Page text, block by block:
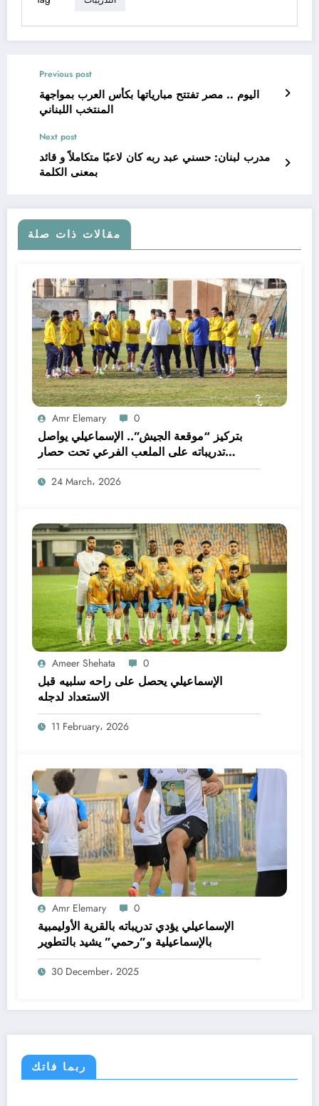
Previous post
اليوم .. مصر تفتتح مبارياتها بكأس العرب بمواجهة
المنتخب اللبناني
Next post
مدرب لبنان: حسني عبد ربه كان لاعبًا متكاملاً و قائد
بمعنى الكلمة
مقالات ذات صلة
Amr Elemary 0
بتركيز “موقعة الجيش”.. الإسماعيلي يواصل
تدريباته على الملعب الفرعي تحت حصار
الصيانة
24 March، 2026
Ameer Shehata 0
الإسماعيلي يحصل على راحه سلبيه قبل
الاستعداد لدجله
11 February، 2026
Amr Elemary 0
الإسماعيلي يؤدي تدريباته بالقرية الأوليمبية
بالإسماعيلية و”رحمي” يشيد بالتطوير
30 December، 2025
ربما فاتك